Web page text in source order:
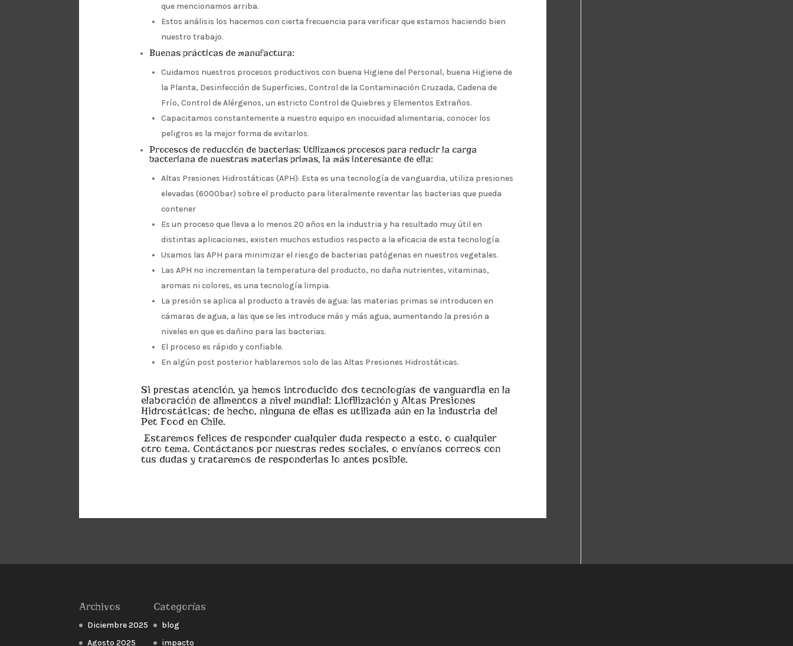
que mencionamos arriba.
Estos análisis los hacemos con cierta frecuencia para verificar que estamos haciendo bien
nuestro trabajo.
Buenas prácticas de manufactura:
Cuidamos nuestros procesos productivos con buena Higiene del Personal, buena Higiene de
la Planta, Desinfección de Superficies, Control de la Contaminación Cruzada, Cadena de
Frío, Control de Alérgenos, un estricto Control de Quiebres y Elementos Extraños.
Capacitamos constantemente a nuestro equipo en inocuidad alimentaria, conocer los
peligros es la mejor forma de evitarlos.
Procesos de reducción de bacterias: Utilizamos procesos para reducir la carga
bacteriana de nuestras materias primas, la más interesante de ella:
Altas Presiones Hidrostáticas (APH): Esta es una tecnología de vanguardia, utiliza presiones
elevadas (6000bar) sobre el producto para literalmente reventar las bacterias que pueda
contener
Es un proceso que lleva a lo menos 20 años en la industria y ha resultado muy útil en
distintas aplicaciones, existen muchos estudios respecto a la eficacia de esta tecnología.
Usamos las APH para minimizar el riesgo de bacterias patógenas en nuestros vegetales.
Las APH no incrementan la temperatura del producto, no daña nutrientes, vitaminas,
aromas ni colores, es una tecnología limpia.
La presión se aplica al producto a través de agua: las materias primas se introducen en
cámaras de agua, a las que se les introduce más y más agua, aumentando la presión a
niveles en que es dañino para las bacterias.
El proceso es rápido y confiable.
En algún post posterior hablaremos solo de las Altas Presiones Hidrostáticas.
Si prestas atención, ya hemos introducido dos tecnologías de vanguardia en la
elaboración de alimentos a nivel mundial: Liofilización y Altas Presiones
Hidrostáticas; de hecho, ninguna de ellas es utilizada aún en la industria del
Pet Food en Chile.
Estaremos felices de responder cualquier duda respecto a esto, o cualquier
otro tema. Contáctanos por nuestras redes sociales, o envíanos correos con
tus dudas y trataremos de responderlas lo antes posible.
Archivos
Diciembre 2025
Agosto 2025
Categorías
blog
impacto